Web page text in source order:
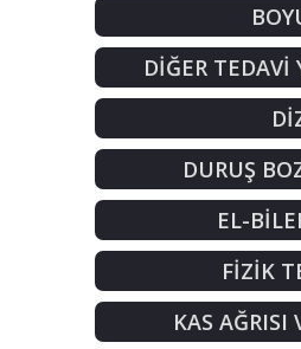
DİĞER TEDAVİ
DURUŞ
EL-
FİZİK
KAS AĞRISI